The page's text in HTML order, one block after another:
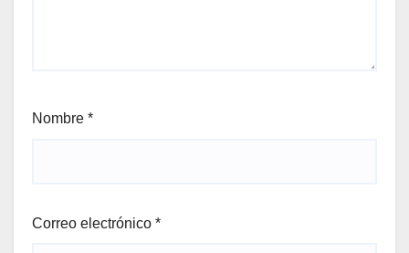
Nombre *
Correo electrónico *